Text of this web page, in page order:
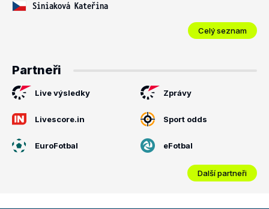
Siniaková Kateřina
Celý seznam
Partneři
Live výsledky Zprávy
Livescore.in Sport odds
EuroFotbal eFotbal
Další partneři